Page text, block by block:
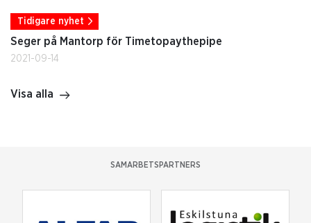
Tidigare nyhet
Seger på Mantorp för Timetopaythepipe
2021-09-14
Visa alla
SAMARBETSPARTNERS